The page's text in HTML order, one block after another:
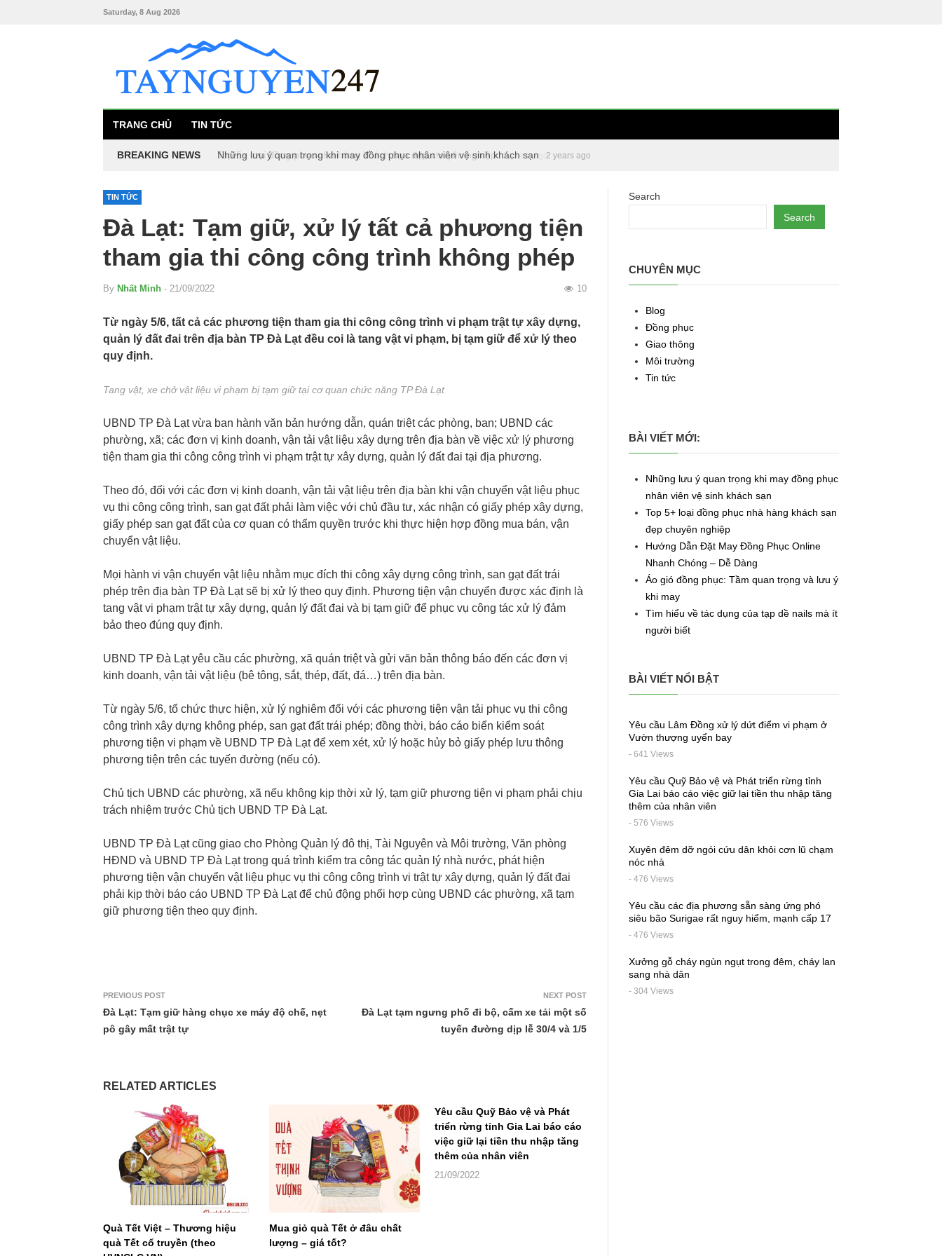
Saturday, 8 Aug 2026
TRANG CHỦ TIN TỨC
BREAKING NEWS Những lưu ý quan trọng khi may đồng phục nhân viên vệ sinh khách sạn 2 years ago
Top 5+ loại đồng phục nhà hàng khách sạn đẹp chuyên nghiệp 2 years ago
TIN TỨC
Đà Lạt: Tạm giữ, xử lý tất cả phương tiện
tham gia thi công công trình không phép
By Nhất Minh - 21/09/2022 10
Từ ngày 5/6, tất cả các phương tiện tham gia thi công công trình vi phạm trật tự xây dựng,
quản lý đất đai trên địa bàn TP Đà Lạt đều coi là tang vật vi phạm, bị tạm giữ để xử lý theo
quy định.
Tang vật, xe chở vật liệu vi phạm bị tạm giữ tại cơ quan chức năng TP Đà Lạt
UBND TP Đà Lạt vừa ban hành văn bản hướng dẫn, quán triệt các phòng, ban; UBND các
phường, xã; các đơn vị kinh doanh, vận tải vật liệu xây dựng trên địa bàn về việc xử lý phương
tiện tham gia thi công công trình vi phạm trật tự xây dựng, quản lý đất đai tại địa phương.
Theo đó, đối với các đơn vị kinh doanh, vận tải vật liệu trên địa bàn khi vận chuyển vật liệu phục
vụ thi công công trình, san gạt đất phải làm việc với chủ đầu tư, xác nhận có giấy phép xây dựng,
giấy phép san gạt đất của cơ quan có thẩm quyền trước khi thực hiện hợp đồng mua bán, vận
chuyển vật liệu.
Mọi hành vi vận chuyển vật liệu nhằm mục đích thi công xây dựng công trình, san gạt đất trái
phép trên địa bàn TP Đà Lạt sẽ bị xử lý theo quy định. Phương tiện vận chuyển được xác định là
tang vật vi phạm trật tự xây dựng, quản lý đất đai và bị tạm giữ để phục vụ công tác xử lý đảm
bảo theo đúng quy định.
UBND TP Đà Lạt yêu cầu các phường, xã quán triệt và gửi văn bản thông báo đến các đơn vị
kinh doanh, vận tải vật liệu (bê tông, sắt, thép, đất, đá…) trên địa bàn.
Từ ngày 5/6, tổ chức thực hiện, xử lý nghiêm đối với các phương tiện vận tải phục vụ thi công
công trình xây dựng không phép, san gạt đất trái phép; đồng thời, báo cáo biển kiểm soát
phương tiện vi phạm về UBND TP Đà Lạt để xem xét, xử lý hoặc hủy bỏ giấy phép lưu thông
phương tiện trên các tuyến đường (nếu có).
Chủ tịch UBND các phường, xã nếu không kịp thời xử lý, tạm giữ phương tiện vi phạm phải chịu
trách nhiệm trước Chủ tịch UBND TP Đà Lạt.
UBND TP Đà Lạt cũng giao cho Phòng Quản lý đô thị, Tài Nguyên và Môi trường, Văn phòng
HĐND và UBND TP Đà Lạt trong quá trình kiểm tra công tác quản lý nhà nước, phát hiện
phương tiện vận chuyển vật liệu phục vụ thi công công trình vi trật tự xây dựng, quản lý đất đai
phải kịp thời báo cáo UBND TP Đà Lạt để chủ động phối hợp cùng UBND các phường, xã tạm
giữ phương tiện theo quy định.
PREVIOUS POST
Đà Lạt: Tạm giữ hàng chục xe máy độ chế, nẹt
pô gây mất trật tự
NEXT POST
Đà Lạt tạm ngưng phố đi bộ, cấm xe tải một số
tuyến đường dịp lễ 30/4 và 1/5
RELATED ARTICLES
Quà Tết Việt – Thương hiệu
quà Tết cổ truyền (theo
Mua giỏ quà Tết ở đâu chất
lượng – giá tốt?
Yêu cầu Quỹ Bảo vệ và Phát
triển rừng tỉnh Gia Lai báo cáo
việc giữ lại tiền thu nhập tăng
thêm của nhân viên
21/09/2022
Search
Search
CHUYÊN MỤC
Blog
Đồng phục
Giao thông
Môi trường
Tin tức
BÀI VIẾT MỚI:
Những lưu ý quan trọng khi may đồng phục
nhân viên vệ sinh khách sạn
Top 5+ loại đồng phục nhà hàng khách sạn
đẹp chuyên nghiệp
Hướng Dẫn Đặt May Đồng Phục Online
Nhanh Chóng – Dễ Dàng
Áo gió đồng phục: Tầm quan trọng và lưu ý
khi may
Tìm hiểu về tác dụng của tạp dề nails mà ít
người biết
BÀI VIẾT NỔI BẬT
Yêu cầu Lâm Đồng xử lý dứt điểm vi phạm ở
Vườn thượng uyển bay
- 641 Views
Yêu cầu Quỹ Bảo vệ và Phát triển rừng tỉnh
Gia Lai báo cáo việc giữ lại tiền thu nhập tăng
thêm của nhân viên
- 576 Views
Xuyên đêm dỡ ngói cứu dân khỏi cơn lũ chạm
nóc nhà
- 476 Views
Yêu cầu các địa phương sẵn sàng ứng phó
siêu bão Surigae rất nguy hiểm, mạnh cấp 17
- 476 Views
Xưởng gỗ cháy ngùn ngụt trong đêm, cháy lan
sang nhà dân
- 304 Views